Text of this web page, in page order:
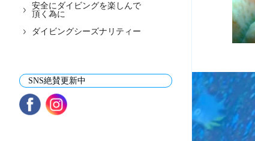
安全にダイビングを楽しんで
頂く為に
ダイビングシーズナリティー
SNS絶賛更新中